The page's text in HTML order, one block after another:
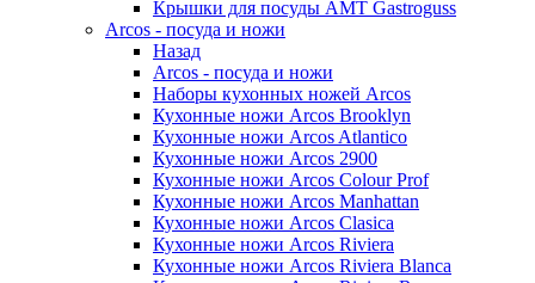
Крышки для посуды AMT Gastroguss
Arcos - посуда и ножи
Назад
Arcos - посуда и ножи
Наборы кухонных ножей Arcos
Кухонные ножи Arcos Brooklyn
Кухонные ножи Arcos Atlantico
Кухонные ножи Arcos 2900
Кухонные ножи Arcos Colour Prof
Кухонные ножи Arcos Manhattan
Кухонные ножи Arcos Clasica
Кухонные ножи Arcos Riviera
Кухонные ножи Arcos Riviera Blanca